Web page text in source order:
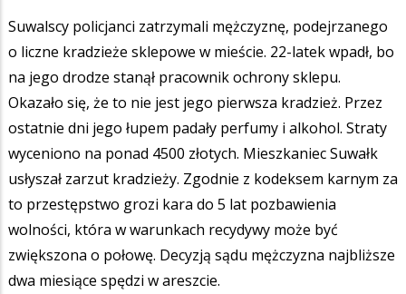
Suwalscy policjanci zatrzymali mężczyznę, podejrzanego
o liczne kradzieże sklepowe w mieście. 22-latek wpadł, bo
na jego drodze stanął pracownik ochrony sklepu.
Okazało się, że to nie jest jego pierwsza kradzież. Przez
ostatnie dni jego łupem padały perfumy i alkohol. Straty
wyceniono na ponad 4500 złotych. Mieszkaniec Suwałk
usłyszał zarzut kradzieży. Zgodnie z kodeksem karnym za
to przestępstwo grozi kara do 5 lat pozbawienia
wolności, która w warunkach recydywy może być
zwiększona o połowę. Decyzją sądu mężczyzna najbliższe
dwa miesiące spędzi w areszcie.